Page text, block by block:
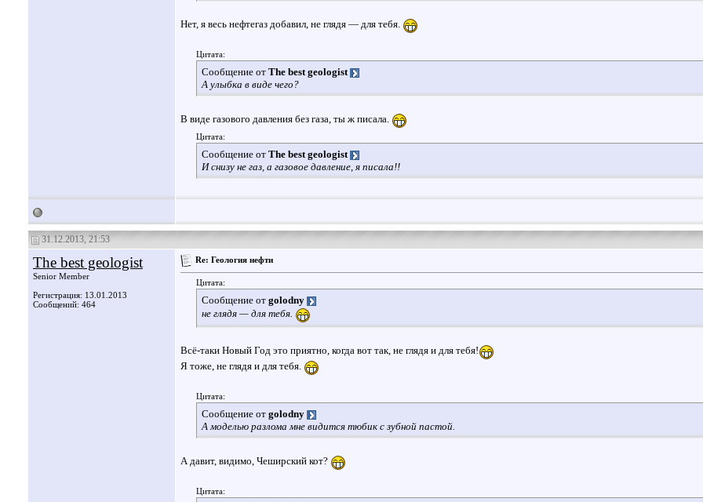
Нет, я весь нефтегаз добавил, не глядя — для тебя.
Цитата:
Сообщение от The best geologist
А улыбка в виде чего?
В виде газового давления без газа, ты ж писала.
Цитата:
Сообщение от The best geologist
И снизу не газ, а газовое давление, я писала!!
31.12.2013, 21:53
The best geologist
Senior Member
Регистрация: 13.01.2013
Сообщений: 464
Re: Геология нефти
Цитата:
Сообщение от golodny
не глядя — для тебя.
Всё-таки Новый Год это приятно, когда вот так, не глядя и для тебя!
Я тоже, не глядя и для тебя.
Цитата:
Сообщение от golodny
А моделью разлома мне видится тюбик с зубной пастой.
А давит, видимо, Чеширский кот?
Цитата: